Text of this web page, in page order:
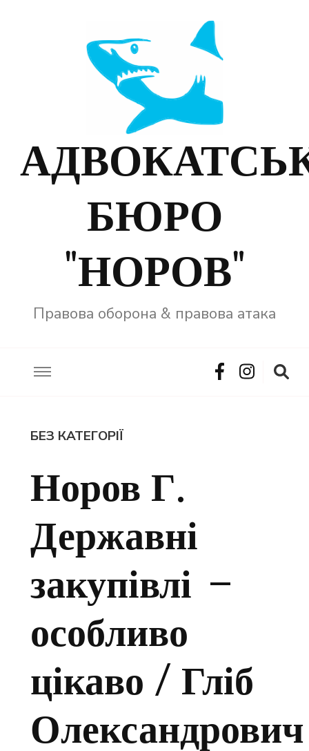
БЮРО
"НОРОВ"
Правова оборона & правова атака
БЕЗ КАТЕГОРІЇ
Норов Г.
Державні
закупівлі –
особливо
цікаво / Гліб
Олександрович